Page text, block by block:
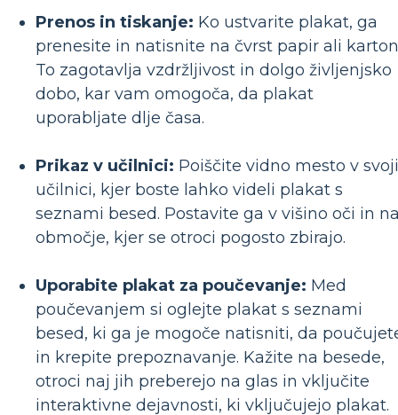
Prenos in tiskanje: Ko ustvarite plakat, ga
prenesite in natisnite na čvrst papir ali
To zagotavlja vzdržljivost in dolgo življenjsko
dobo, kar vam omogoča, da plakat
uporabljate dlje časa.
Prikaz v učilnici: Poiščite vidno mesto v svoji
učilnici, kjer boste lahko videli plakat s
seznami besed. Postavite ga v višino oči in
območje, kjer se otroci pogosto zbirajo.
Uporabite plakat za poučevanje: Med
poučevanjem si oglejte plakat s seznami
besed, ki ga je mogoče natisniti, da
in krepite prepoznavanje. Kažite na besede,
otroci naj jih preberejo na glas in vključite
interaktivne dejavnosti, ki vključujejo plakat.